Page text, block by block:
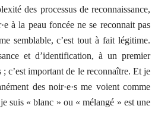
des processus de reconnaissance,
à la peau foncée ne se reconnait pas
semblable, c’est tout à fait légitime.
et d’identification, à un premier
c’est important de le reconnaître. Et je
des noir·e·s me voient comme
suis « blanc » ou « mélangé » est une